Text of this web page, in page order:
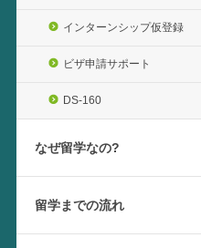
インターンシップ仮登録
ビザ申請サポート
DS-160
なぜ留学なの?
留学までの流れ